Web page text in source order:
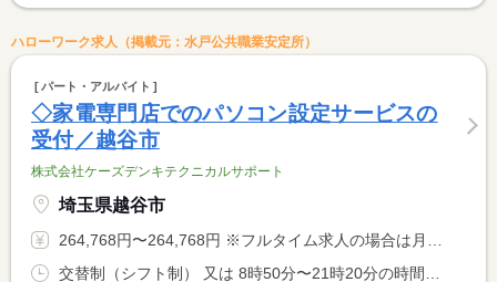
ハローワーク求人（掲載元：水戸公共職業安定所）
パート・アルバイト
◇家電専門店でのパソコン設定サービスの
受付／越谷市
株式会社ケーズデンキテクニカルサポート
埼玉県越谷市
264,768円〜264,768円 ※フルタイム求人の場合は月額（換算額）、パート求人の場合は時間額を表示しています。